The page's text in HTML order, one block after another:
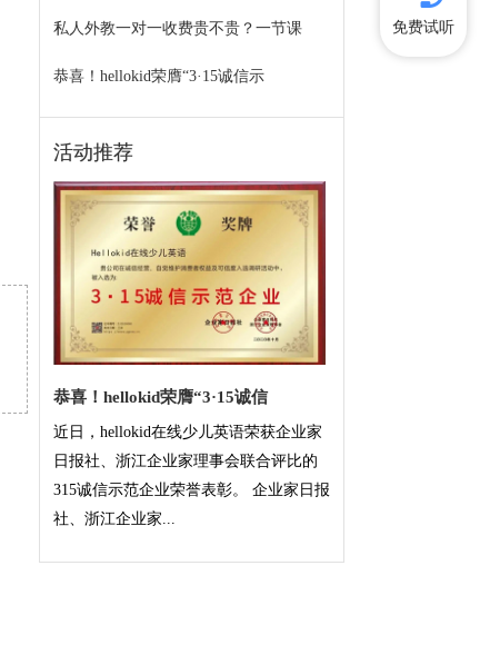
私人外教一对一收费贵不贵？一节课
恭喜！hellokid荣膺“3·15诚信示
活动推荐
恭喜！hellokid荣膺“3·15诚信
近日，hellokid在线少儿英语荣获企业家
日报社、浙江企业家理事会联合评比的
315诚信示范企业荣誉表彰。 企业家日报
社、浙江企业家...
免费试听